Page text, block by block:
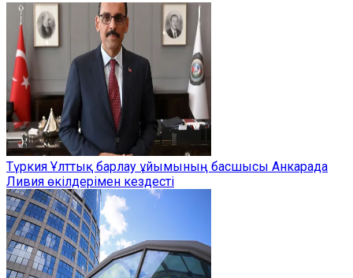
Түркия Ұлттық барлау ұйымының басшысы Анкарада
Ливия өкілдерімен кездесті